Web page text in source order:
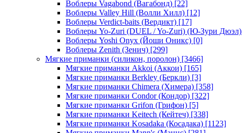
Воблеры Vagabond (Вагабонд) [22]
Воблеры Valley Hill (Волли Хилл) [12]
Воблеры Verdict-baits (Вердикт) [17]
Воблеры Yo-Zuri (DUEL / Yo-Zuri) (Ю-Зури Дюэл)
Воблеры Yoshi Onyx (Йоши Оникс) [0]
Воблеры Zenith (Зенич) [299]
Мягкие приманки (силикон, поролон) [3466]
Мягкие приманки Akkoi (Аккои) [165]
Мягкие приманки Berkley (Беркли) [3]
Мягкие приманки Chimera (Химера) [358]
Мягкие приманки Condor (Кондор) [322]
Мягкие приманки Grifon (Грифон) [5]
Мягкие приманки Keitech (Кейтеч) [338]
Мягкие приманки Kosadaka (Косадака) [1123]